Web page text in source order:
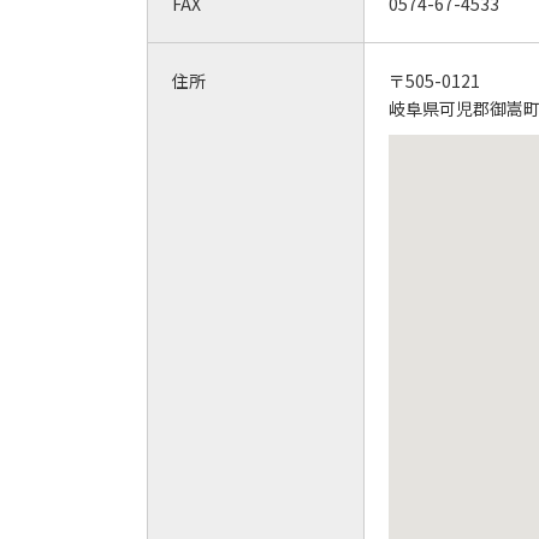
住所
〒505-0121
岐阜県可児郡御嵩